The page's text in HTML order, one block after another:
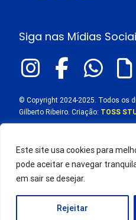
Este site usa cookies para
pode aceitar e navegar
em sair se desejar.
Rejeitar
Siga nas Mídias
© Copyright 2024-2025. Todos os
Gilberto Ribeiro. Criação: TOSS